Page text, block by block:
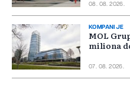
08. 08. 2026.
KOMPANIJE
MOL
miliona
07. 08. 2026.